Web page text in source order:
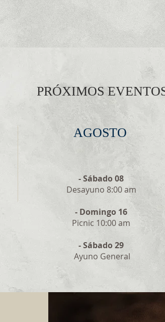
PRÓXIMOS
AGOSTO
- Sábado 08
Desayuno 8:00 am
- Domingo 16
Picnic 10:00 am
- Sábado 29
Ayuno General